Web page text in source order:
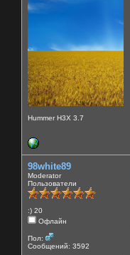
Hummer H3X 3.7
98white89
Moderator
Пользователи
:) 20
Офлайн
Пол:
Сообщений: 3592